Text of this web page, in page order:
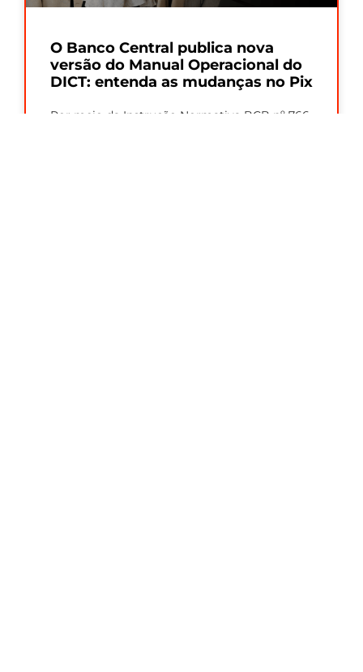
O Banco Central publica nova
versão do Manual Operacional do
DICT: entenda as mudanças no Pix
Por meio da Instrução Normativa BCB nº 766,